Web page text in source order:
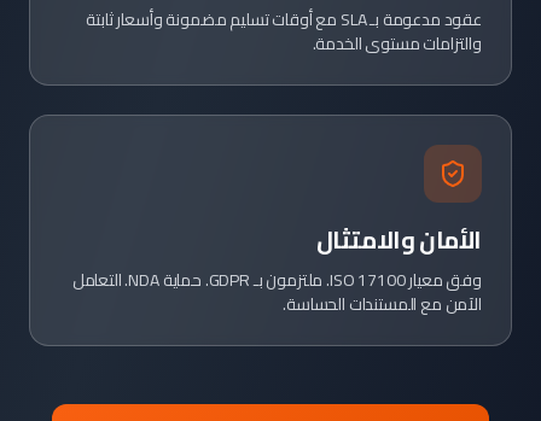
عقود مدعومة بـ SLA مع أوقات تسليم مضمونة وأسعار ثابتة
والتزامات مستوى الخدمة.
الأمان والامتثال
وفق معيار ISO 17100. ملتزمون بـ GDPR. حماية NDA. التعامل
الآمن مع المستندات الحساسة.